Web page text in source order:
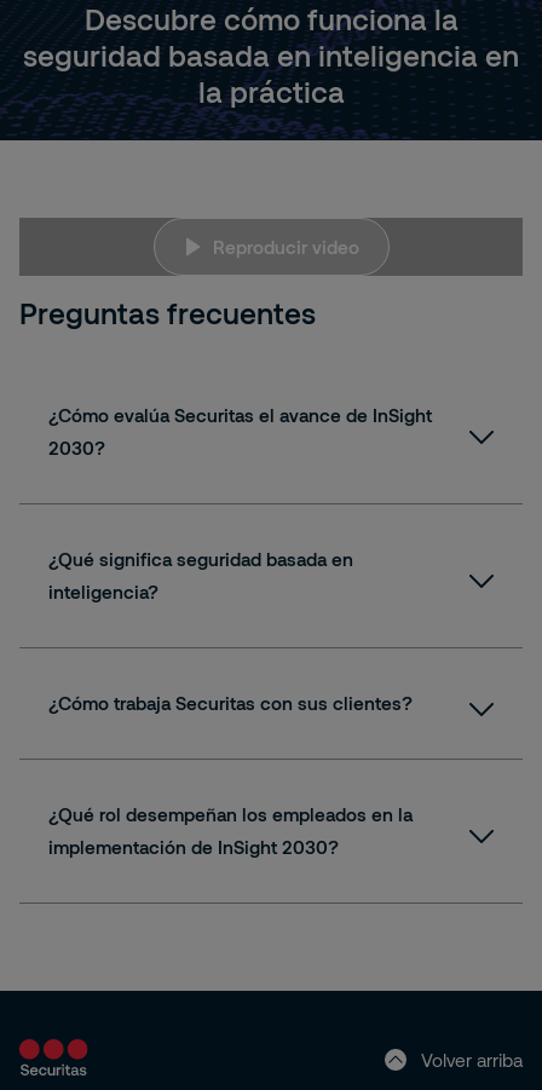
Descubre cómo funciona la
seguridad basada en inteligencia en
la práctica
Reproducir video
Preguntas frecuentes
¿Cómo evalúa Securitas el avance de InSight
2030?
¿Qué significa seguridad basada en
inteligencia?
¿Cómo trabaja Securitas con sus clientes?
¿Qué rol desempeñan los empleados en la
implementación de InSight 2030?
Volver arriba